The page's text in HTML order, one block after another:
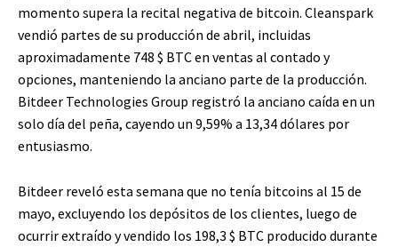
momento supera la recital negativa de bitcoin. Cleanspark
vendió partes de su producción de abril, incluidas
aproximadamente 748 $ BTCen ventas al contado y
opciones, manteniendo la anciano parte de la producción.
Bitdeer Technologies Group registró la anciano caída en un
solo día del peña, cayendo un 9,59% a 13,34 dólares por
entusiasmo.
Bitdeer reveló esta semana que no tenía bitcoins al 15 de
mayo, excluyendo los depósitos de los clientes, luego de
ocurrir extraído y vendido los 198,3 $ BTC producido durante